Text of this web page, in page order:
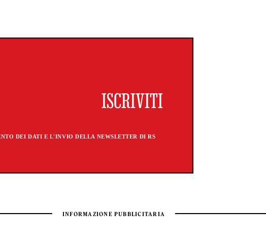
DEI DATI E L'INVIO DELLA NEWSLETTER DI RS